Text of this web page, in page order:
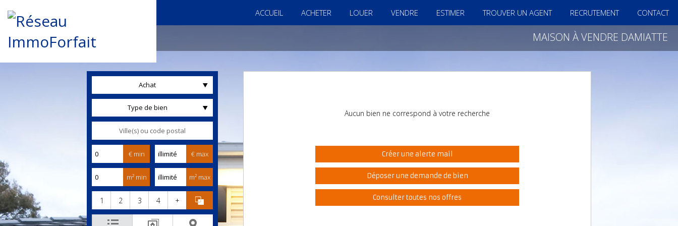
ACCUEIL ACHETER LOUER VENDRE ESTIMER TROUVER UN AGENT RECRUTEMENT CONTACT
MAISON À VENDRE DAMIATTE
Achat
Type de bien
€ min € max
m² min m² max
1 2 3 4 +
Aucun bien ne correspond à votre recherche
Créer une alerte mail
Déposer une demande de bien
Consulter toutes nos offres